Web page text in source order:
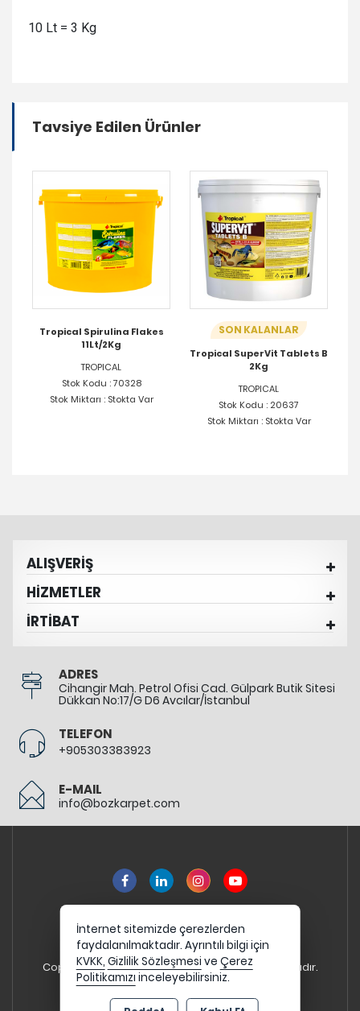
10 Lt = 3 Kg
Tavsiye Edilen Ürünler
Tropical Spirulina Flakes
11Lt/2Kg
TROPICAL
Stok Kodu : 70328
Stok Miktarı : Stokta Var
SON KALANLAR
Tropical SuperVit Tablets B
2Kg
TROPICAL
Stok Kodu : 20637
Stok Miktarı : Stokta Var
ALIŞVERİŞ
HİZMETLER
İRTİBAT
ADRES
Cihangir Mah. Petrol Ofisi Cad. Gülpark Butik Sitesi
Dükkan No:17/G D6 Avcılar/İstanbul
TELEFON
+905303383923
E-MAIL
info@bozkarpet.com
Copyright 2026 bozkarpet.com - Tüm hakları saklıdır.
Kredi kartı bilgileriniz 256bit SSL sertifikası ile
korunmaktadır.
İnternet sitemizde çerezlerden
faydalanılmaktadır. Ayrıntılı bilgi için
KVKK, Gizlilik Sözleşmesi ve Çerez
Politikamızı inceleyebilirsiniz.